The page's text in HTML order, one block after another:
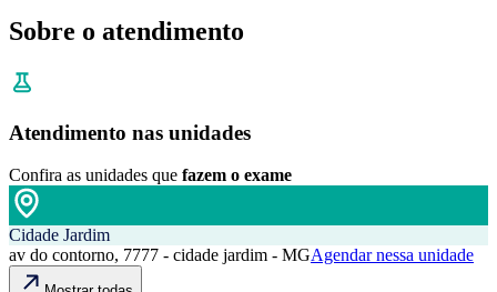
Sobre o atendimento
Atendimento nas unidades
Confira as unidades que fazem o exame
Cidade Jardim
av do contorno, 7777 - cidade jardim - MGAgendar nessa unidade